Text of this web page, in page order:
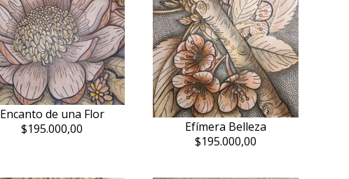
Encanto de una Flor
$195.000,00
Efímera Belleza
$195.000,00